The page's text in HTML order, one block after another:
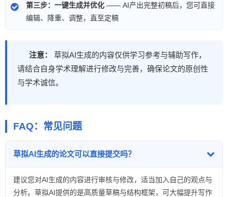
第三步：一键生成并优化 —— AI产出完整初稿后，您可直接
编辑、降重、调整，直至定稿
注意：
草拟AI生成的内容仅供学习参考与辅助写作，
请结合自身学术理解进行修改与完善，确保论文的原创性
与学术诚信。
FAQ：常见问题
草拟AI生成的论文可以直接提交吗？
建议您对AI生成的内容进行审核与修改，适当加入自己的观点与
分析。草拟AI提供的是高质量草稿与结构框架，可大幅提升写作